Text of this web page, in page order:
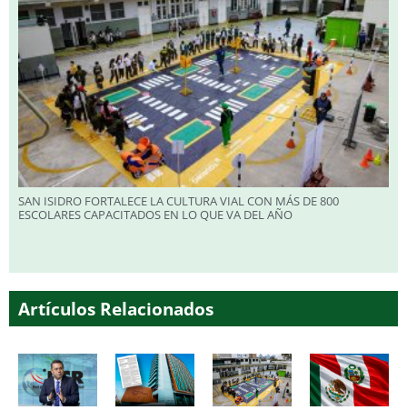
SAN ISIDRO FORTALECE LA CULTURA VIAL CON MÁS DE 800
ESCOLARES CAPACITADOS EN LO QUE VA DEL AÑO
Artículos Relacionados